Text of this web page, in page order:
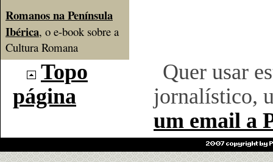
Romanos na Península
Ibérica, o e-book sobre a
Cultura Romana
Topo
página
Quer usar
jornalístico,
um email a